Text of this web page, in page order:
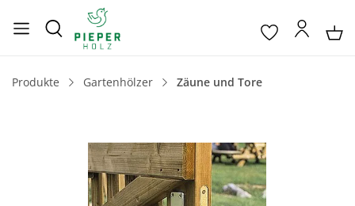
Produkte Gartenhölzer Zäune und Tore
Bildergalerie überspringen